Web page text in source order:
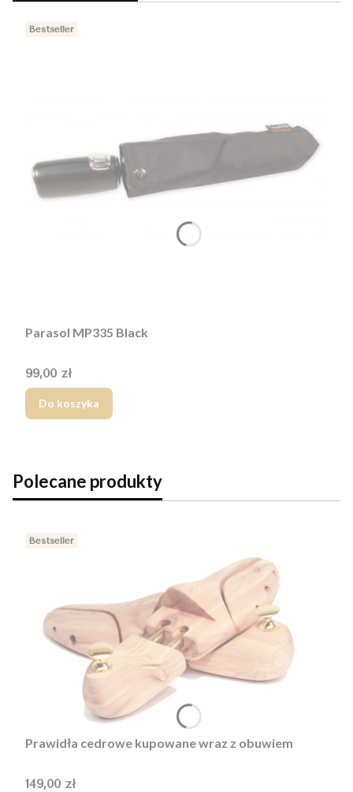
Bestseller
Parasol MP335 Black
Cena
99,00 zł
Do koszyka
Polecane produkty
Bestseller
Prawidła cedrowe kupowane wraz z obuwiem
Cena
149,00 zł